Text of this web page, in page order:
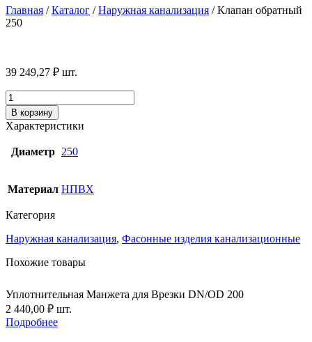
Главная /Каталог /Наружная канализация /Клапан обратный
250
39 249,27 ₽ шт.
Количество
товара
Клапан
обратный
250
В корзину
Характеристики
Диаметр 250
Материал НПВХ
Категория
Наружная канализация, Фасонные изделия канализационные
Похожие товары
Уплотнительная Манжета для Врезки DN/OD 200
2 440,00 ₽ шт.
Подробнее